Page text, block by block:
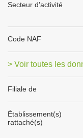
Secteur d'activité
Code NAF
> Voir toutes les
Filiale de
Établissement(s)
rattaché(s)